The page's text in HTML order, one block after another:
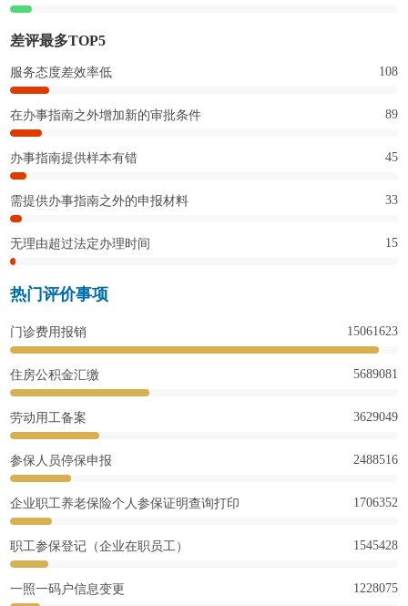
差评最多TOP5
服务态度差效率低 108
在办事指南之外增加新的审批条件 89
办事指南提供样本有错 45
需提供办事指南之外的申报材料 33
无理由超过法定办理时间 15
热门评价事项
门诊费用报销 15061623
住房公积金汇缴 5689081
劳动用工备案 3629049
参保人员停保申报 2488516
企业职工养老保险个人参保证明查询打印 1706352
职工参保登记（企业在职员工） 1545428
一照一码户信息变更 1228075